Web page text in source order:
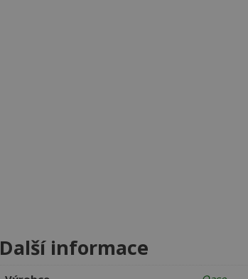
Další informace